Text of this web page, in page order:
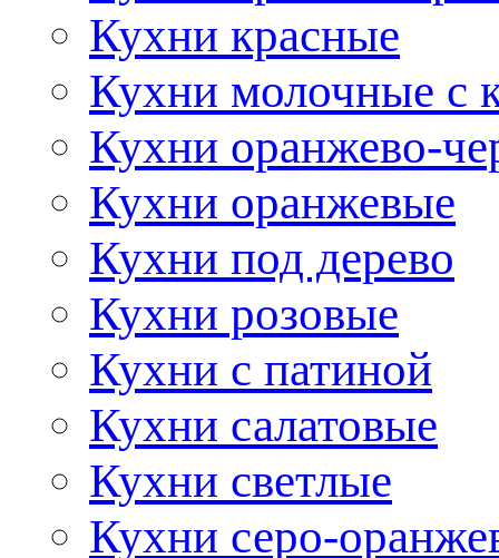
Кухни красные
Кухни молочные с
Кухни оранжево-
Кухни оранжевые
Кухни под дерево
Кухни розовые
Кухни с патиной
Кухни салатовые
Кухни светлые
Кухни серо-